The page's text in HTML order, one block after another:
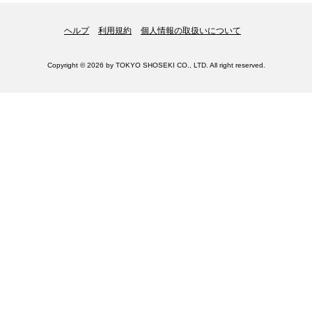
ヘルプ 利用規約 個人情報の取扱いについて
Copyright © 2026 by TOKYO SHOSEKI CO., LTD. All right reserved.